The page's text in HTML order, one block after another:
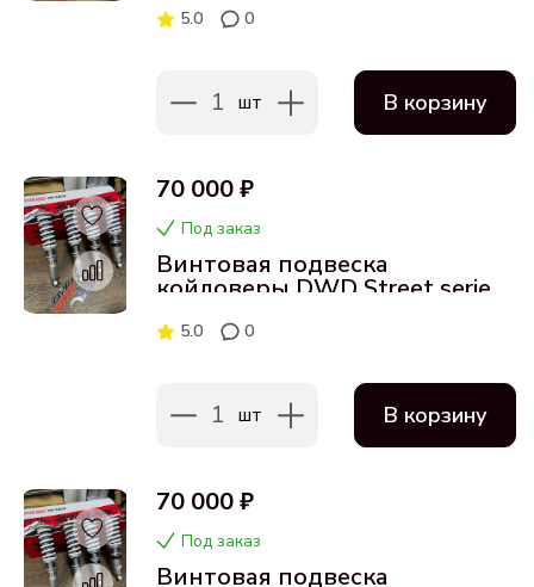
5.0 0
1 шт В корзину
70 000 ₽
Под заказ
Винтовая подвеска
койловеры DWD Street series
5.0 0
1 шт В корзину
70 000 ₽
Под заказ
Винтовая подвеска